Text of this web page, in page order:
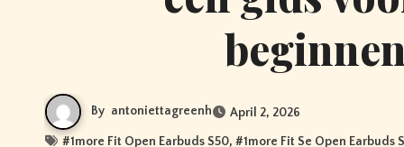
By antoniettagreenh April 2, 2026
#1more Fit Open Earbuds S50, #1more Fit Se Open Earbuds